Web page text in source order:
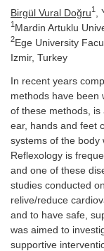
Birgül Vural Doğru1
1 Mardin Artuklu
2Ege University
Izmir, Turkey
In recent years
methods have been
of these methods,
ear, hands and feet
systems of the body
Reflexology is
and one of these
studies conducted
relive/reduce
and to have safe,
was aimed to
supportive